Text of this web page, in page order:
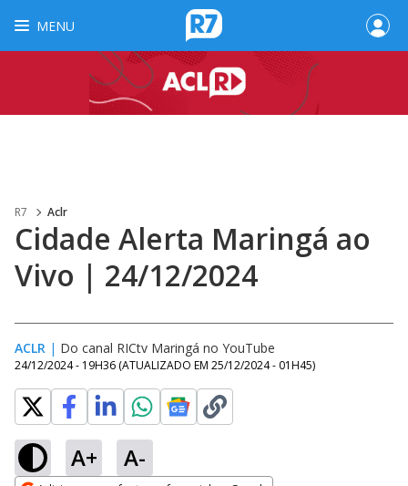
MENU
R7 Aclr
Cidade Alerta Maringá ao
Vivo | 24/12/2024
ACLR | Do canal RICtv Maringá no YouTube
24/12/2024 - 19H36 (ATUALIZADO EM 25/12/2024 - 01H45)
A+ A-